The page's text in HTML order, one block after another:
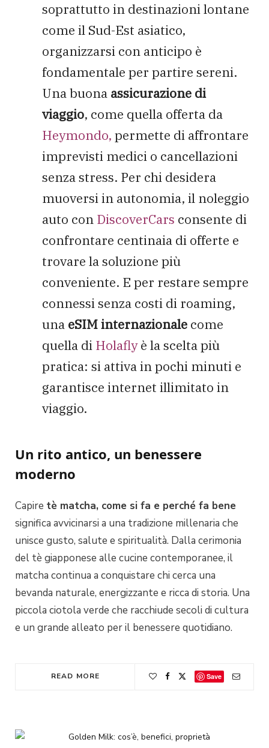
soprattutto in destinazioni lontane
come il Sud-Est asiatico,
organizzarsi con anticipo è
fondamentale per partire sereni.
Una buona assicurazione di
viaggio, come quella offerta da
Heymondo, permette di affrontare
imprevisti medici o cancellazioni
senza stress. Per chi desidera
muoversi in autonomia, il noleggio
auto con DiscoverCars consente di
confrontare centinaia di offerte e
trovare la soluzione più
conveniente. E per restare sempre
connessi senza costi di roaming,
una eSIM internazionale come
quella di Holaflyè la scelta più
pratica: si attiva in pochi minuti e
garantisce internet illimitato in
viaggio.
Un rito antico, un benessere
moderno
Capire tè matcha, come si fa e perché fa bene
significa avvicinarsi a una tradizione millenaria che
unisce gusto, salute e spiritualità. Dalla cerimonia
del tè giapponese alle cucine contemporanee, il
matcha continua a conquistare chi cerca una
bevanda naturale, energizzante e ricca di storia. Una
piccola ciotola verde che racchiude secoli di cultura
e un grande alleato per il benessere quotidiano.
READ MORE Save